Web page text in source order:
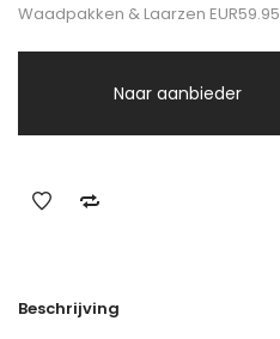
Waadpakken & Laarzen EUR59.95
Naar aanbieder
Beschrijving